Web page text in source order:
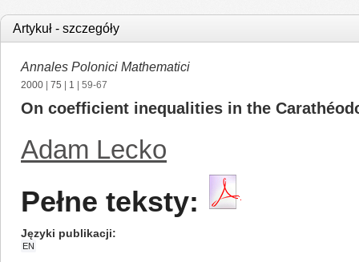
Artykuł - szczegóły
Annales Polonici Mathematici
2000 75 1 | 59-67
On coefficient inequalities in the
Adam Lecko
Pełne teksty:
Języki publikacji
EN